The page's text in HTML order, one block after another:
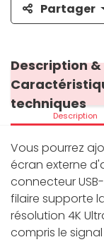
Partager
Description &
techniques
Description
Vous pourrez
écran externe
connecteur
filaire supporte
résolution 4K
compris le